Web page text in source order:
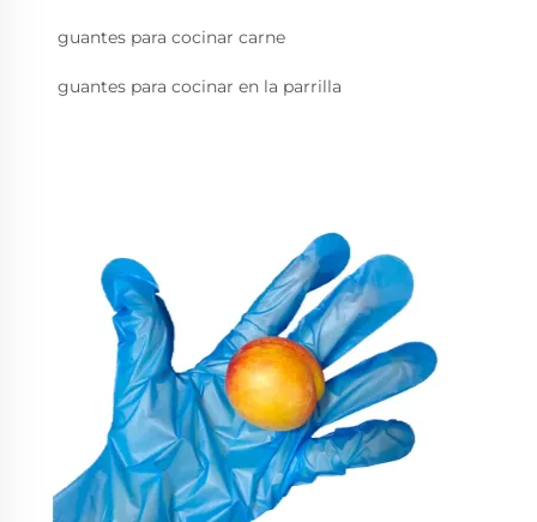
guantes para cocinar carne
guantes para cocinar en la parrilla